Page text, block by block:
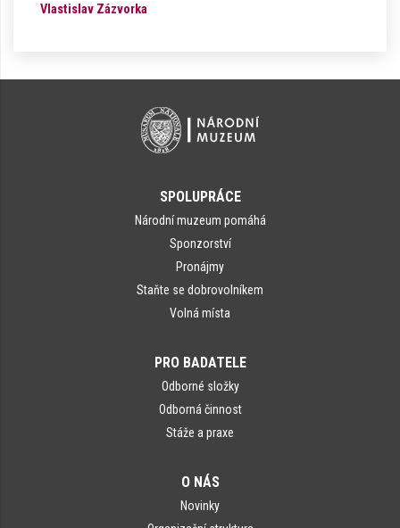
Vlastislav Zázvorka
SPOLUPRÁCE
Národní muzeum pomáhá
Sponzorství
Pronájmy
Staňte se dobrovolníkem
Volná místa
PRO BADATELE
Odborné složky
Odborná činnost
Stáže a praxe
O NÁS
Novinky